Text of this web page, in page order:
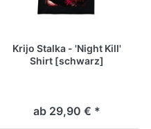
Krijo Stalka - 'Night Kill'
Shirt [schwarz]
ab 29,90 € *